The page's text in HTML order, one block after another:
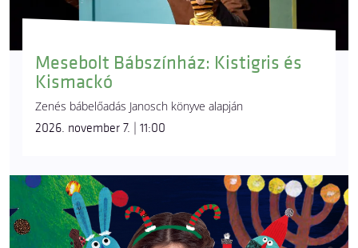
Mesebolt Bábszínház: Kistigris és
Kismackó
Zenés bábelőadás Janosch könyve alapján
2026. november 7. | 11:00